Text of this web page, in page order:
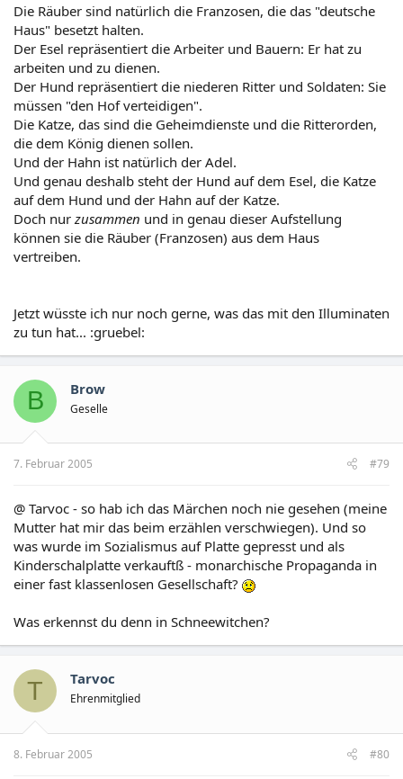
Die Räuber sind natürlich die Franzosen, die das "deutsche
Haus" besetzt halten.
Der Esel repräsentiert die Arbeiter und Bauern: Er hat zu
arbeiten und zu dienen.
Der Hund repräsentiert die niederen Ritter und Soldaten: Sie
müssen "den Hof verteidigen".
Die Katze, das sind die Geheimdienste und die Ritterorden,
die dem König dienen sollen.
Und der Hahn ist natürlich der Adel.
Und genau deshalb steht der Hund auf dem Esel, die Katze
auf dem Hund und der Hahn auf der Katze.
Doch nur zusammen und in genau dieser Aufstellung
können sie die Räuber (Franzosen) aus dem Haus
vertreiben.
Jetzt wüsste ich nur noch gerne, was das mit den Illuminaten
zu tun hat... :gruebel:
B Brow
Geselle
7. Februar 2005 #79
@ Tarvoc - so hab ich das Märchen noch nie gesehen (meine
Mutter hat mir das beim erzählen verschwiegen). Und so
was wurde im Sozialismus auf Platte gepresst und als
Kinderschalplatte verkauftß - monarchische Propaganda in
einer fast klassenlosen Gesellschaft?
Was erkennst du denn in Schneewitchen?
T Tarvoc
Ehrenmitglied
8. Februar 2005 #80